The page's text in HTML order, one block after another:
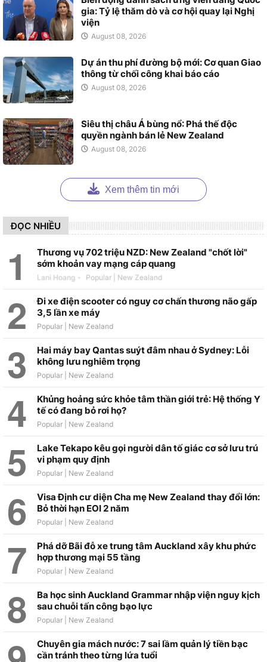
gia: Tỷ lệ thăm dò và cơ hội quay lại Nghị
viện
August 08, 2026
Dự án thu phí đường bộ mới: Cơ quan Giao
thông từ chối công khai báo cáo
August 08, 2026
Siêu thị châu Á bùng nổ: Phá thế độc
quyền ngành bán lẻ New Zealand
August 08, 2026
Xem thêm tin mới
ĐỌC NHIỀU
Thương vụ 702 triệu NZD: New Zealand "chốt lời"
sớm khoản vay mạng cáp quang
Lani Hoang -
Đi xe điện scooter có nguy cơ chấn thương não gấp
3,5 lần xe máy
Hai máy bay Qantas suýt đâm nhau ở Sydney: Lỗi
không lưu nghiêm trọng
Khủng hoảng sức khỏe tâm thần giới trẻ: Hệ thống Y
tế có đang bỏ rơi họ?
Lake Tekapo kêu gọi người dân tố giác cơ sở lưu trú
vi phạm quy định
Visa Định cư diện Cha mẹ New Zealand thay đổi lớn:
Bỏ thời hạn EOI 2 năm
Phá dỡ Bãi đỗ xe trung tâm Auckland xây khu phức
hợp thương mại 55 tầng
Ba học sinh Auckland Grammar nhập viện nguy kịch
sau chuỗi tấn công bạo lực
Chuyên gia mách nước: 7 sai lầm quản lý tiền bạc
cần tránh theo từng lứa tuổi